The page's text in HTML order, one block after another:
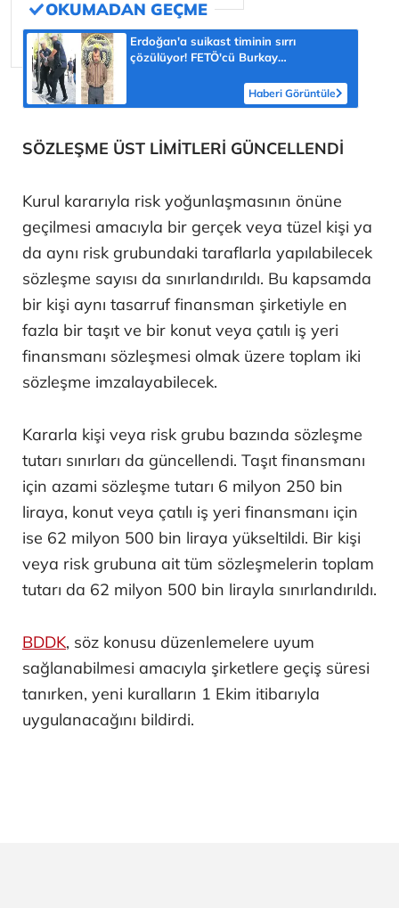
Erdoğan'a suikast timinin sırrı
çözülüyor! FETÖ'cü Burkay
Haberi Görüntüle
SÖZLEŞME ÜST LİMİTLERİ GÜNCELLENDİ
Kurul kararıyla risk yoğunlaşmasının önüne
geçilmesi amacıyla bir gerçek veya tüzel kişi ya
da aynı risk grubundaki taraflarla yapılabilecek
sözleşme sayısı da sınırlandırıldı. Bu kapsamda
bir kişi aynı tasarruf finansman şirketiyle en
fazla bir taşıt ve bir konut veya çatılı iş yeri
finansmanı sözleşmesi olmak üzere toplam iki
sözleşme imzalayabilecek.
Kararla kişi veya risk grubu bazında sözleşme
tutarı sınırları da güncellendi. Taşıt finansmanı
için azami sözleşme tutarı 6 milyon 250 bin
liraya, konut veya çatılı iş yeri finansmanı için
ise 62 milyon 500 bin liraya yükseltildi. Bir kişi
veya risk grubuna ait tüm sözleşmelerin toplam
tutarı da 62 milyon 500 bin lirayla sınırlandırıldı.
BDDK, söz konusu düzenlemelere uyum
sağlanabilmesi amacıyla şirketlere geçiş süresi
tanırken, yeni kuralların 1 Ekim itibarıyla
uygulanacağını bildirdi.